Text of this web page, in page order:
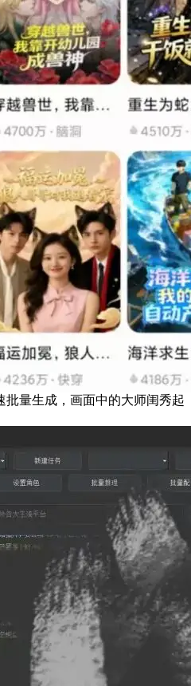
量生成，画面中的大师闺秀起